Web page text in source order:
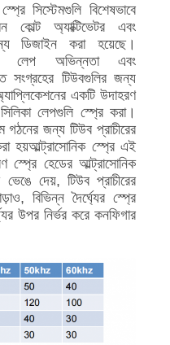
সিস্টেমগুলি বিশেষভাবে
অ্যাক্টিভেটর এবং
ডিজাইন করা হয়েছে।
লেপ অভিন্নতা এবং
সংগ্রহের টিউবগুলির জন্য
একটি উদাহরণ
লেপগুলি স্প্রে করা।
গঠনের জন্য টিউব প্রাচীরের
হয়আল্ট্রাসোনিক স্প্রে এই
স্প্রে হেডের আল্ট্রাসোনিক
দেয়, টিউব প্রাচীরের
বিভিন্ন দৈর্ঘ্যের স্প্রে
উপর নির্ভর করে কনফিগার